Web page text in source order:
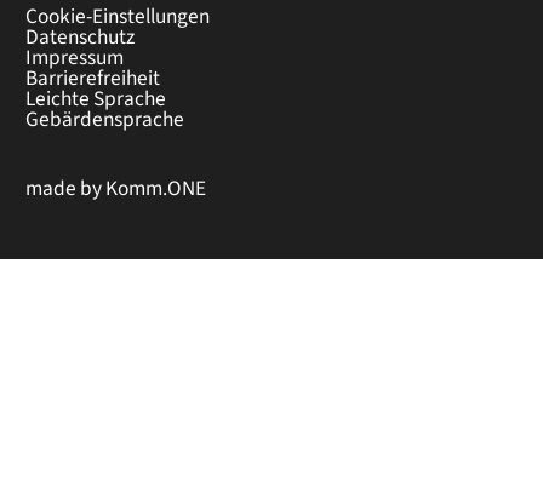
Cookie-Einstellungen
Datenschutz
Impressum
Barrierefreiheit
Leichte Sprache
Gebärdensprache
made byKomm.ONE